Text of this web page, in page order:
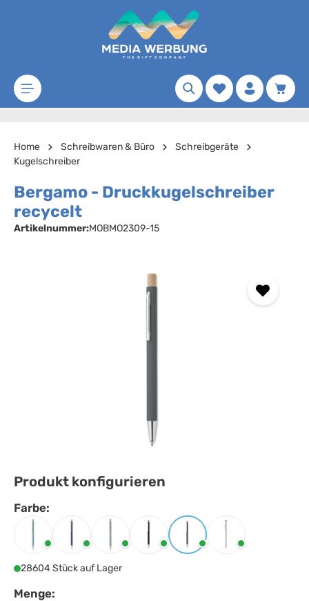
Zum Hauptinhalt springen
Merkzettel
Home Schreibwaren & Büro
Schreibgeräte
Kugelschreiber
Bergamo - Druckkugelschreiber
recycelt
Artikelnummer:MOBMO2309-15
Produkt konfigurieren
Farbe:
Farbe auswählen
BabyblauBlau MintgrünSchwarzSteingrau Weiss
28604 Stück auf Lager
Menge: